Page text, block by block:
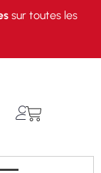
sur toutes les